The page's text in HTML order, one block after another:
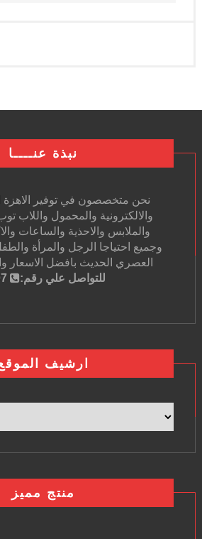
نبذة عنــــا
نحن متخصصون في توفير الاهزة
والالكترونية والمحمول واللاب
والملابس والاحذية والساعات
وجميع احتياجا الرجل والمرأة
العصري الحديث بافضل
للتواصل علي رقم:
ارشيف
منتج مميز